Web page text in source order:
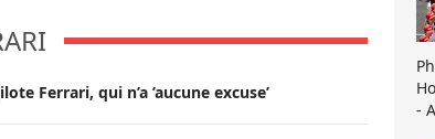
Ferrari, qui n’a ’aucune excuse’
-